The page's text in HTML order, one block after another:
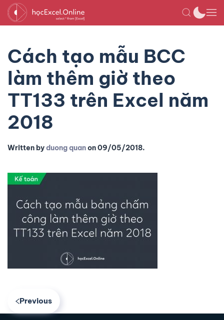
Cách tạo mẫu BCC
làm thêm giờ theo
TT133 trên Excel năm
2018
Written byduong quanon09/05/2018.
Previous